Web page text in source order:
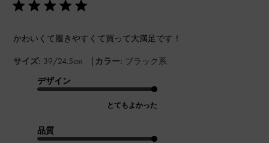
かわいくて履きやすくて買って大満足です！
サイズ: 39/24.5cm | カラー: ブラック系
デザイン
とてもよかった
品質